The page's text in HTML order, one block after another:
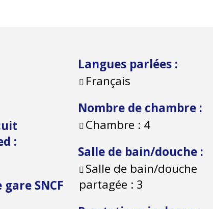
:
SNCF
Langues parlées :
Français
Nombre de chambre :
Chambre : 4
Salle de bain/douche :
Salle de bain/douche
partagée : 3